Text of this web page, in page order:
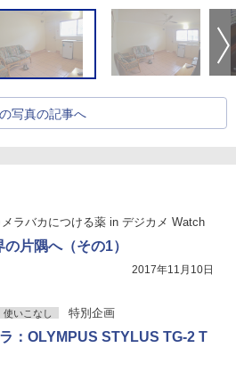
写真の記事へ
メラバカにつける薬 in デジカメ Watch
の片隅へ（その1）
2017年11月10日
使いこなし 特別企画
：OLYMPUS STYLUS TG-2 T